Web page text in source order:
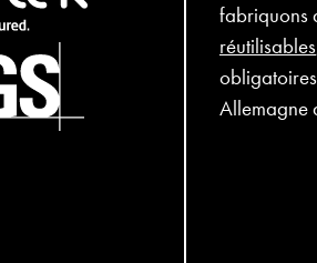
fabriquons
réutilisables
Allemagne